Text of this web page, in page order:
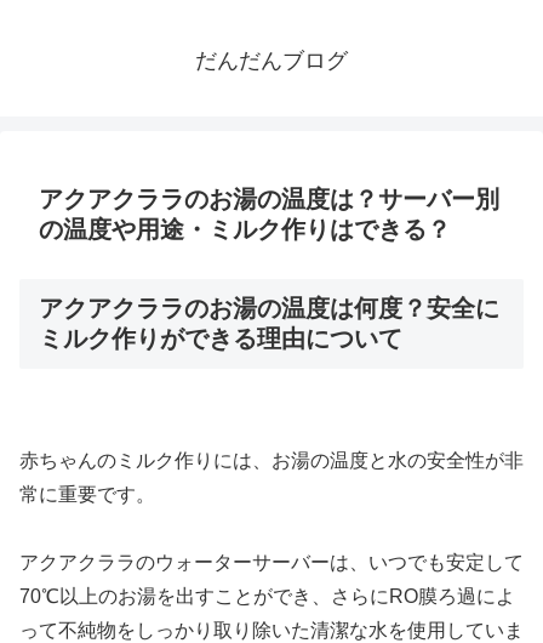
だんだんブログ
アクアクララのお湯の温度は？サーバー別
の温度や用途・ミルク作りはできる？
アクアクララのお湯の温度は何度？安全に
ミルク作りができる理由について
赤ちゃんのミルク作りには、お湯の温度と水の安全性が非
常に重要です。
アクアクララのウォーターサーバーは、いつでも安定して
70℃以上のお湯を出すことができ、さらにRO膜ろ過によ
って不純物をしっかり取り除いた清潔な水を使用していま